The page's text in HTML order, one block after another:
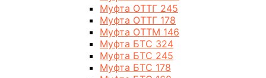
Муфта ОТТГ 245
Муфта ОТТГ 178
Муфта ОТТМ 146
Муфта БТС 324
Муфта БТС 245
Муфта БТС 178